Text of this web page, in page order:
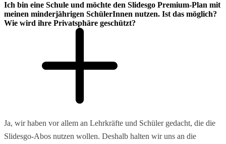
Ich bin eine Schule und möchte den Slidesgo Premium-Plan mit
meinen minderjährigen SchülerInnen nutzen. Ist das möglich?
Wie wird ihre Privatsphäre geschützt?
Ja, wir haben vor allem an Lehrkräfte und Schüler gedacht, die die
Slidesgo-Abos nutzen wollen. Deshalb halten wir uns an die